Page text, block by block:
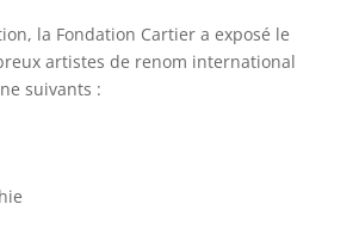
la Fondation Cartier a exposé le
artistes de renom international
suivants :